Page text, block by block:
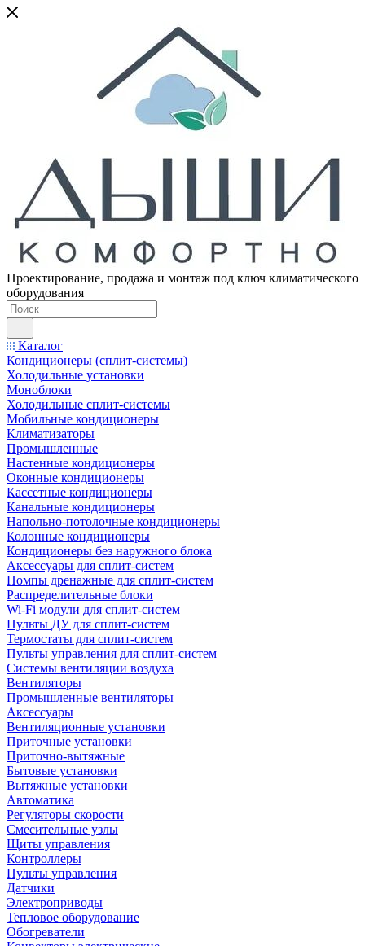
Проектирование, продажа и монтаж под ключ климатического
оборудования
Каталог
Кондиционеры (сплит-системы)
Холодильные установки
Моноблоки
Холодильные сплит-системы
Мобильные кондиционеры
Климатизаторы
Промышленные
Настенные кондиционеры
Оконные кондиционеры
Кассетные кондиционеры
Канальные кондиционеры
Напольно-потолочные кондиционеры
Колонные кондиционеры
Кондиционеры без наружного блока
Аксессуары для сплит-систем
Помпы дренажные для сплит-систем
Распределительные блоки
Wi-Fi модули для сплит-систем
Пульты ДУ для сплит-систем
Термостаты для сплит-систем
Пульты управления для сплит-систем
Системы вентиляции воздуха
Вентиляторы
Промышленные вентиляторы
Аксессуары
Вентиляционные установки
Приточные установки
Приточно-вытяжные
Бытовые установки
Вытяжные установки
Автоматика
Регуляторы скорости
Смесительные узлы
Щиты управления
Контроллеры
Пульты управления
Датчики
Электроприводы
Тепловое оборудование
Обогреватели